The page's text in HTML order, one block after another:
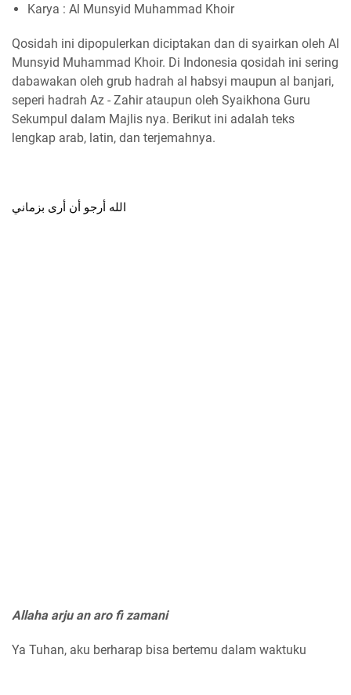
Karya : Al Munsyid Muhammad Khoir
Qosidah ini dipopulerkan diciptakan dan di syairkan oleh Al
Munsyid Muhammad Khoir. Di Indonesia qosidah ini sering
dabawakan oleh grub hadrah al habsyi maupun al banjari,
seperi hadrah Az - Zahir ataupun oleh Syaikhona Guru
Sekumpul dalam Majlis nya. Berikut ini adalah teks
lengkap arab, latin, dan terjemahnya.
الله أرجو أن أرى بزماني
Allaha arju an aro fi zamani
Ya Tuhan, aku berharap bisa bertemu dalam waktuku